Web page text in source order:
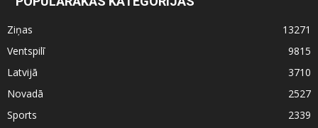
Ziņas
13271
Ventspilī
9815
Latvijā
3710
Novadā
2527
Sports
2339